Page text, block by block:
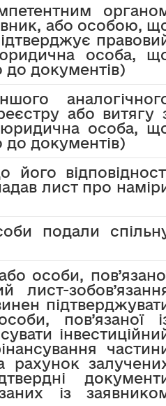
або особою,
особа,
до документів)
або витягу
особа,
до документів)
лист про
подали
особи,
лист-
пов’язаної
рахунок
із